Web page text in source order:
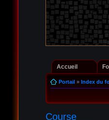
Accueil
Portail» Index du
Course